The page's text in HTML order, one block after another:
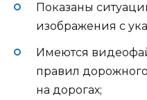
Показаны
изображения с
Имеются
правил
на дорогах;